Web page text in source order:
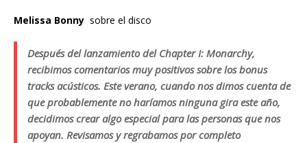
Melissa Bonny sobre el disco
Después del lanzamiento del Chapter I: Monarchy,
recibimos comentarios muy positivos sobre los bonus
tracks acústicos. Este verano, cuando nos dimos cuenta de
que probablemente no haríamos ninguna gira este año,
decidimos crear algo especial para las personas que nos
apoyan. Revisamos y regrabamos por completo